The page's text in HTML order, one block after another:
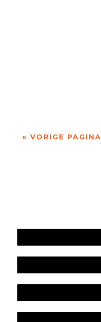
« VORIGE PAGINA